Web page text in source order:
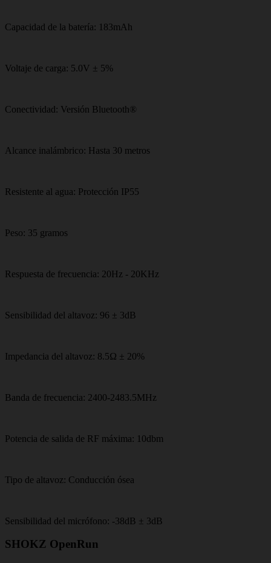
Capacidad de la batería: 183mAh
Voltaje de carga: 5.0V ± 5%
Conectividad: Versión Bluetooth®
Alcance inalámbrico: Hasta 30 metros
Resistente al agua: Protección IP55
Peso: 35 gramos
Respuesta de frecuencia: 20Hz - 20KHz
Sensibilidad del altavoz: 96 ± 3dB
Impedancia del altavoz: 8.5Ω ± 20%
Banda de frecuencia: 2400-2483.5MHz
Potencia de salida de RF máxima: 10dbm
Tipo de altavoz: Conducción ósea
Sensibilidad del micrófono: -38dB ± 3dB
SHOKZ OpenRun